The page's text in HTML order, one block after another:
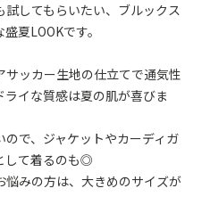
してもらいたい、ブルックス
夏LOOKです。
ッカー生地の仕立てで通気性
イな質感は夏の肌が喜びま
で、ジャケットやカーディガ
して着るのも◎
悩みの方は、大きめのサイズが